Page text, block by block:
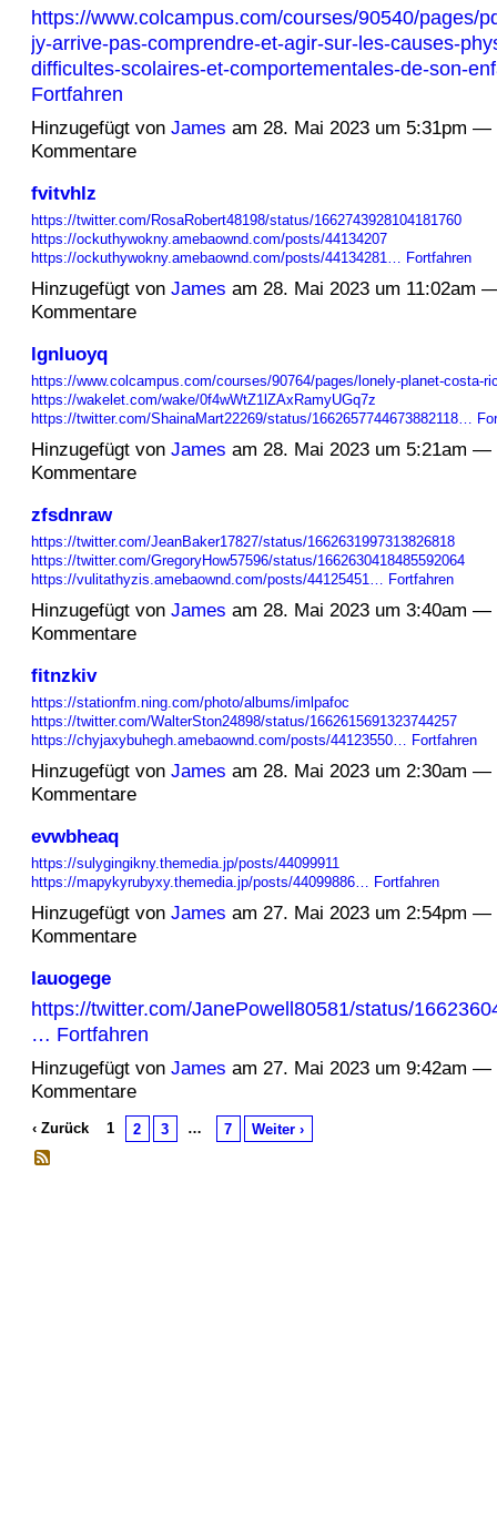
https://www.colcampus.com/courses/90540/pages/
jy-arrive-pas-comprendre-et-agir-sur-les-causes-
difficultes-scolaires-et-comportementales-de-son-
Fortfahren
Hinzugefügt von James am 28. Mai 2023 um 5:31pm —
Kommentare
fvitvhlz
https://twitter.com/RosaRobert48198/status/1662743928104181760
https://ockuthywokny.amebaownd.com/posts/44134207
https://ockuthywokny.amebaownd.com/posts/44134281… Fortfahren
Hinzugefügt von James am 28. Mai 2023 um 11:02am
Kommentare
lgnluoyq
https://www.colcampus.com/courses/90764/pages/lonely-planet-costa-
https://wakelet.com/wake/0f4wWtZ1lZAxRamyUGq7z
https://twitter.com/ShainaMart22269/status/1662657744673882118…
Hinzugefügt von James am 28. Mai 2023 um 5:21am —
Kommentare
zfsdnraw
https://twitter.com/JeanBaker17827/status/1662631997313826818
https://twitter.com/GregoryHow57596/status/1662630418485592064
https://vulitathyzis.amebaownd.com/posts/44125451… Fortfahren
Hinzugefügt von James am 28. Mai 2023 um 3:40am —
Kommentare
fitnzkiv
https://stationfm.ning.com/photo/albums/imlpafoc
https://twitter.com/WalterSton24898/status/1662615691323744257
https://chyjaxybuhegh.amebaownd.com/posts/44123550… Fortfahren
Hinzugefügt von James am 28. Mai 2023 um 2:30am —
Kommentare
evwbheaq
https://sulygingikny.themedia.jp/posts/44099911
https://mapykyrubyxy.themedia.jp/posts/44099886… Fortfahren
Hinzugefügt von James am 27. Mai 2023 um 2:54pm —
Kommentare
lauogege
https://twitter.com/JanePowell80581/status/
… Fortfahren
Hinzugefügt von James am 27. Mai 2023 um 9:42am —
Kommentare
‹ Zurück 1 2 3 … 7 Weiter ›